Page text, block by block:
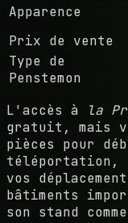
Apparence
Prix de vente
Type de
Penstemon
L'accès à la
gratuit, mais
pièces pour
téléportation,
vos
bâtiments
son stand